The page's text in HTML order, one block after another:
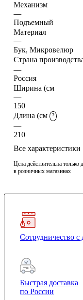
Механизм
—
Подъемный
Материал
—
Бук, Микровелюр
Страна
—
Россия
Ширина (см
—
150
Длина (см
?
—
210
Все характеристики
Цена действительна только
в розничных магазинах
Сотрудничество с
Быстрая доставка
по России